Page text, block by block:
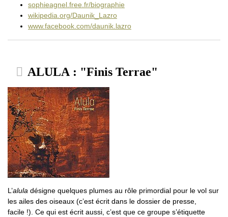
sophieagnel.free.fr/biographie
wikipedia.org/Daunik_Lazro
www.facebook.com/daunik.lazro
ALULA : "Finis Terrae"
L’alula désigne quelques plumes au rôle primordial pour le vol sur
les ailes des oiseaux (c’est écrit dans le dossier de presse,
facile !). Ce qui est écrit aussi, c’est que ce groupe s’étiquette